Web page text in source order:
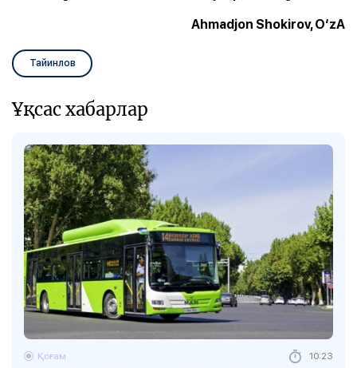
Ahmadjon Shokirov, O‘zA
Тайинлов
Ұқсас хабарлар
Қоғам 10:23